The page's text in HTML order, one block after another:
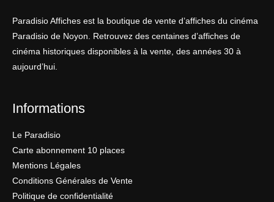
Paradisio Affiches est la boutique de vente d’affiches du cinéma
Paradisio de Noyon. Retrouvez des centaines d’affiches de
cinéma historiques disponibles à la vente, des années 30 à
aujourd’hui.
Informations
Le Paradisio
Carte abonnement 10 places
Mentions Légales
Conditions Générales de Vente
Politique de confidentialité